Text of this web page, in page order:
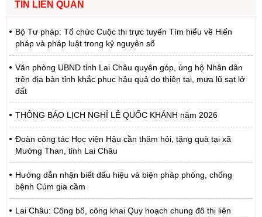
TIN LIÊN QUAN
Bộ Tư pháp: Tổ chức Cuộc thi trực tuyến Tìm hiểu về Hiến
pháp và pháp luật trong kỷ nguyên số
Văn phòng UBND tỉnh Lai Châu quyên góp, ủng hộ Nhân dân
trên địa bàn tỉnh khắc phục hậu quả do thiên tai, mưa lũ sạt lở
đất
THÔNG BÁO LỊCH NGHỈ LỄ QUỐC KHÁNH năm 2026
Đoàn công tác Học viện Hậu cần thăm hỏi, tặng quà tại xã
Mường Than, tỉnh Lai Châu
Hướng dẫn nhận biết dấu hiệu và biện pháp phòng, chống
bệnh Cúm gia cầm
Lai Châu: Công bố, công khai Quy hoạch chung đô thị liên